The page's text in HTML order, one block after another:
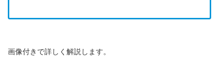
画像付きで詳しく解説します。